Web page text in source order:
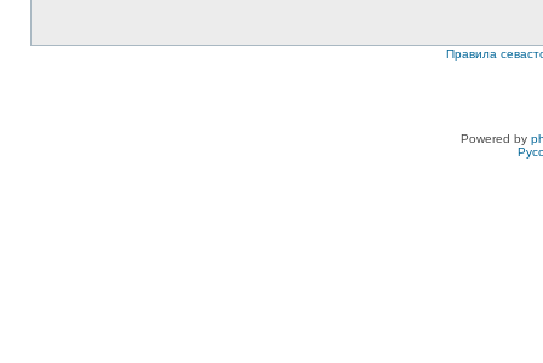
Правила
Powered by